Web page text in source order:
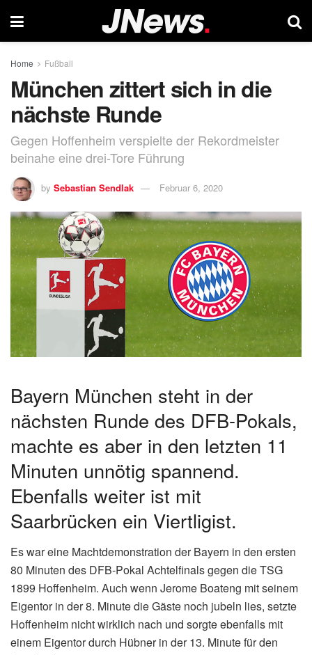
Home Fußball
München zittert sich in die
nächste Runde
Gegen Hoffenheim verspielte der Rekordmeister
beinahe eine drei-Tore Führung
by Sebastian Sendlak Februar 6, 2020
Bayern München steht in der
nächsten Runde des DFB-Pokals,
machte es aber in den letzten 11
Minuten unnötig spannend.
Ebenfalls weiter ist mit
Saarbrücken ein Viertligist.
Es war eine Machtdemonstration der Bayern in den ersten
80 Minuten des DFB-Pokal Achtelfinals gegen die TSG
1899 Hoffenheim. Auch wenn Jerome Boateng mit seinem
Eigentor in der 8. Minute die Gäste noch jubeln lies, setzte
Hoffenheim nicht wirklich nach und sorgte ebenfalls mit
einem Eigentor durch Hübner in der 13. Minute für den